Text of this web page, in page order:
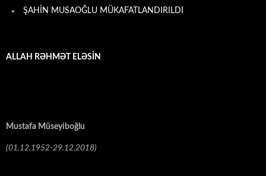
ŞAHİN MUSAOĞLU MÜKAFATLANDIRILDI
ALLAH RƏHMƏT ELƏSİN
Mustafa Müseyiboğlu
(01.12.1952-29.12.2018)